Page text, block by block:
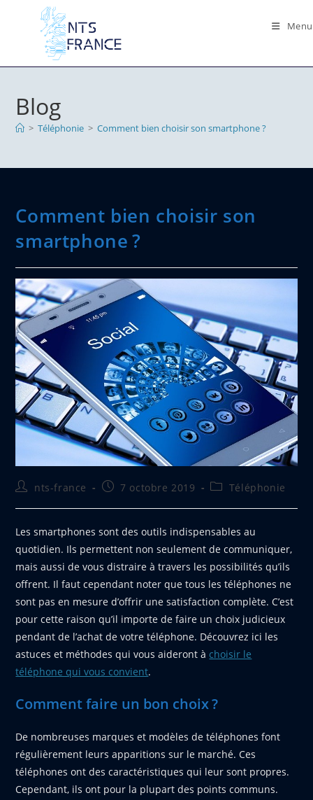
Menu
Blog
> Téléphonie > Comment bien choisir son smartphone ?
Comment bien choisir son
smartphone ?
Auteur/autrice
la
publication :
nts-france
Publication
7 octobre 2019
PostTéléphonie
Les smartphones sont des outils indispensables au
quotidien. Ils permettent non seulement de communiquer,
mais aussi de vous distraire à travers les possibilités qu’ils
offrent. Il faut cependant noter que tous les téléphones ne
sont pas en mesure d’offrir une satisfaction complète. C’est
pour cette raison qu’il importe de faire un choix judicieux
pendant de l’achat de votre téléphone. Découvrez ici les
astuces et méthodes qui vous aideront à choisir le
téléphone qui vous convient.
Comment faire un bon choix ?
De nombreuses marques et modèles de téléphones font
régulièrement leurs apparitions sur le marché. Ces
téléphones ont des caractéristiques qui leur sont propres.
Cependant, ils ont pour la plupart des points communs.